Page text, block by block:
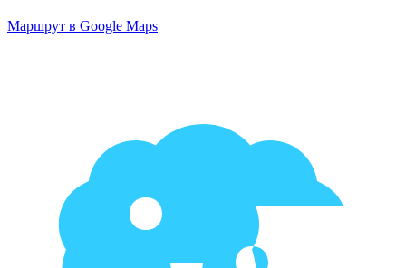
Маршрут в Google Maps